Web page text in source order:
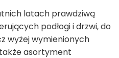
latach prawdziwą
podłogi i drzwi, do
wyżej wymienionych
asortyment